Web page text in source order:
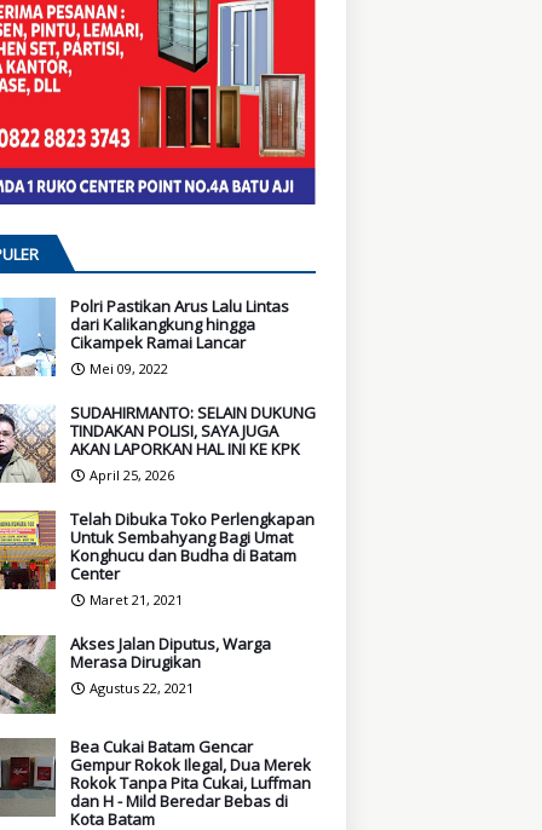
Polri Pastikan Arus Lalu Lintas
dari Kalikangkung hingga
Cikampek Ramai Lancar
Mei 09, 2022
SUDAHIRMANTO: SELAIN DUKUNG
TINDAKAN POLISI, SAYA JUGA
AKAN LAPORKAN HAL INI KE KPK
April 25, 2026
Telah Dibuka Toko Perlengkapan
Untuk Sembahyang Bagi Umat
Konghucu dan Budha di Batam
Center
Maret 21, 2021
Akses Jalan Diputus, Warga
Merasa Dirugikan
Agustus 22, 2021
Bea Cukai Batam Gencar
Gempur Rokok Ilegal, Dua Merek
Rokok Tanpa Pita Cukai, Luffman
dan H - Mild Beredar Bebas di
Kota Batam